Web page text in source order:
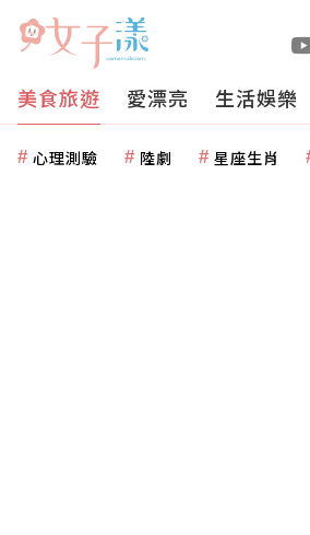
美食旅遊 愛漂亮 生活娛樂
心理測驗 陸劇 星座生肖